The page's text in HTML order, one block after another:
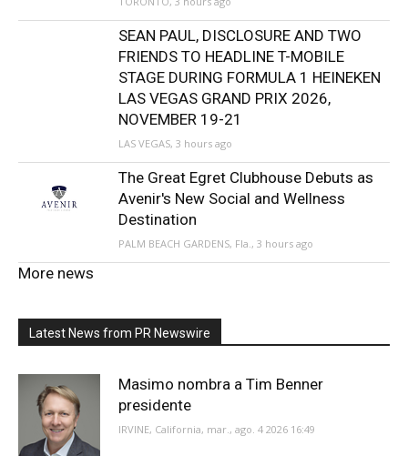
SEAN PAUL, DISCLOSURE AND TWO
FRIENDS TO HEADLINE T-MOBILE
STAGE DURING FORMULA 1 HEINEKEN
LAS VEGAS GRAND PRIX 2026,
NOVEMBER 19-21
LAS VEGAS, 3 hours ago
The Great Egret Clubhouse Debuts as
Avenir's New Social and Wellness
Destination
PALM BEACH GARDENS, Fla., 3 hours ago
More news
Latest News from PR Newswire
Masimo nombra a Tim Benner
presidente
IRVINE, California, mar., ago. 4 2026 16:49